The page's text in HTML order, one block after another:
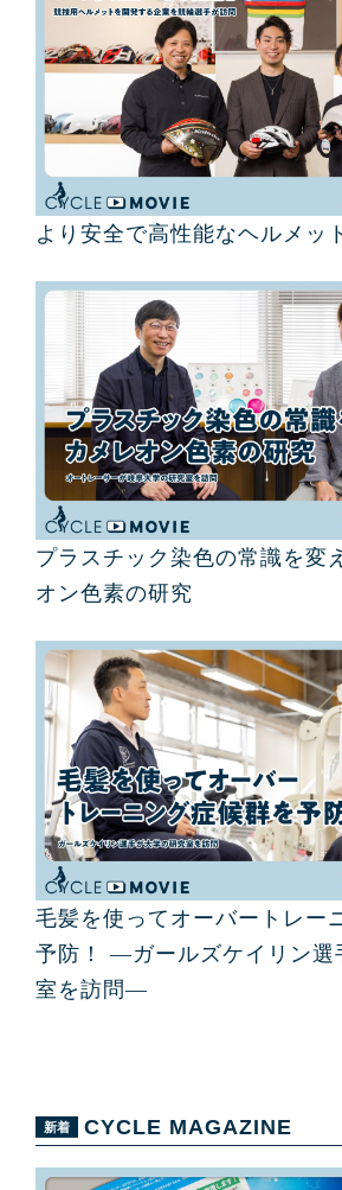
より安全で高性能なヘルメッ
プラスチック染色の常識を変
オン色素の研究
毛髪を使ってオーバートレー
予防！ ―ガールズケイリン選
室を訪問―
CYCLE MAGAZINE